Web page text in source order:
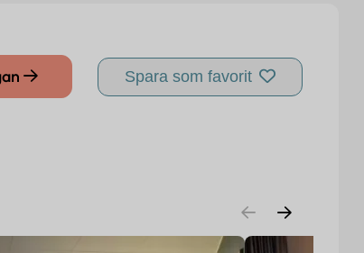
Spara som favorit